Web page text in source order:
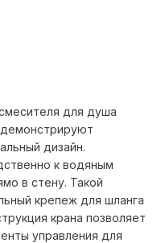
для душа
дизайн.
к водяным
в стену. Такой
крепеж для шланга
крана позволяет
управления для